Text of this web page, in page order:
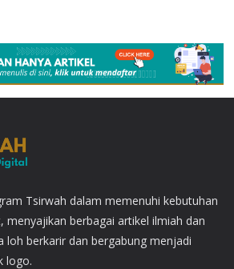
Tsirwah dalam memenuhi kebutuhan
menyajikan berbagai artikel ilmiah dan
loh berkarir dan bergabung menjadi
logo.